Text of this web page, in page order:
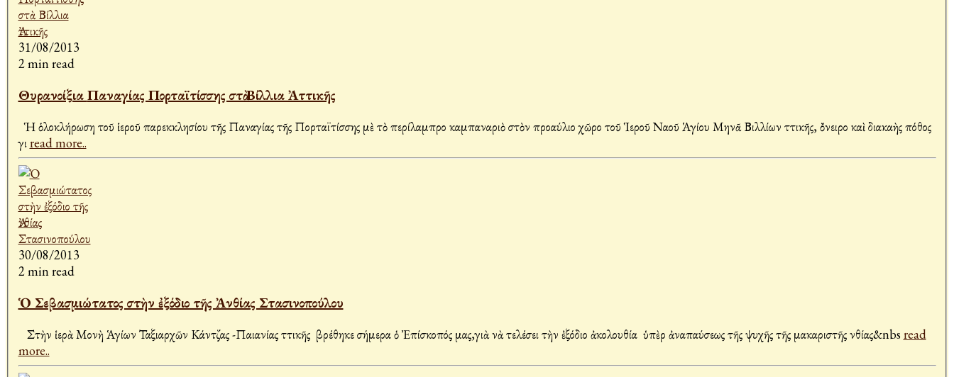
31/08/2013
2 min read
Θυρανοίξια Παναγίας Πορταϊτίσσης στὰ Βίλλια Ἀττικῆς
Ἡ ὁλοκλήρωση τοῦ ἱεροῦ παρεκκλησίου τῆς Παναγίας τῆς Πορταϊτίσσης μὲ τὸ περίλαμπρο καμπαναριὸ στὸν προαύλιο χῶρο τοῦ Ἱεροῦ Ναοῦ Ἁγίου Μηνᾶ Βιλλίων Ἀττικῆς, ὄνειρο καὶ διακαὴς πόθος
γιread more..
30/08/2013
2 min read
Ὁ Σεβασμιώτατος στὴν ἐξόδιο τῆς Ἀνθίας Στασινοπούλου
Στὴν ἱερὰ Μονὴ Ἁγίων Ταξιαρχῶν Κάντζας -Παιανίας Ἀττικῆς βρέθηκε σήμερα ὁ Ἐπίσκοπός μας,γιὰ νὰ τελέσει τὴν ἐξόδιο ἀκολουθία ὑπὲρ ἀναπαύσεως τῆς ψυχῆς τῆς μακαριστῆς Ἀνθίας&nbs read
more..